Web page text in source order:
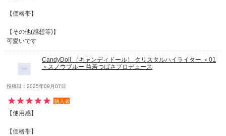
【価格帯】
【その他(感想等)】
可愛いです
CandyDoll （キャンディドール） クリスタルハイライター ＜01
＞スノウブルー 益若つばさプロデュース
投稿日：2025年09月07日
購入者
【使用感】
【価格帯】